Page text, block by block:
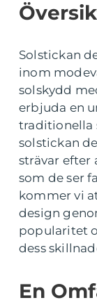
Solstickan
inom
solskydd
erbjuda en
traditionella
solstickan
strävar efter
som de ser
kommer vi
design
popularitet
dess
En